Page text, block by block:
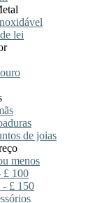
lei
de joias
menos
£ 100
- £ 150